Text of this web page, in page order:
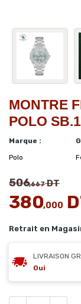
MONTRE
POLO
Marque :
Polo
506,667DT
380,000
Retrait en
LIVRAISON
Oui